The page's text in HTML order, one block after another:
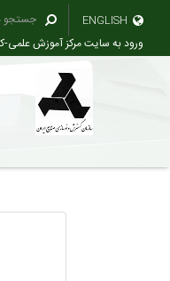
ورود به سایت مرکز آموزش علمی-